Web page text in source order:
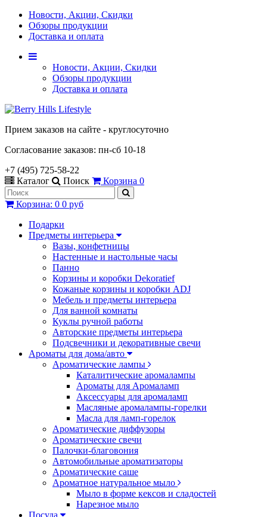
Новости, Акции, Скидки
Обзоры продукции
Доставка и оплата
Новости, Акции, Скидки
Обзоры продукции
Доставка и оплата
Прием заказов на сайте - круглосуточно
Согласование заказов: пн-сб 10-18
+7 (495) 725-58-22
Каталог
Поиск Корзина 0
Корзина: 0 0 руб
Подарки
Предметы интерьера
Вазы, конфетницы
Настенные и настольные часы
Панно
Корзины и коробки Dekoratief
Кожаные корзины и коробки ADJ
Мебель и предметы интерьера
Для ванной комнаты
Куклы ручной работы
Авторские предметы интерьера
Подсвечники и декоративные свечи
Ароматы для дома/авто
Ароматические лампы
Каталитические аромалампы
Ароматы для Аромаламп
Аксессуары для аромаламп
Масляные аромалампы-горелки
Масла для ламп-горелок
Ароматические диффузоры
Ароматические свечи
Палочки-благовония
Автомобильные ароматизаторы
Ароматические саше
Ароматное натуральное мыло
Мыло в форме кексов и сладостей
Нарезное мыло
Посуда